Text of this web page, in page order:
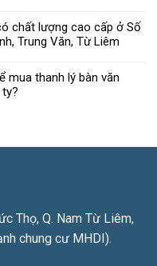
chất lượng cao cấp ở Số
Trung Văn, Từ Liêm
mua thanh lý bàn văn
Thọ, Q. Nam Từ Liêm,
chung cư MHDI).